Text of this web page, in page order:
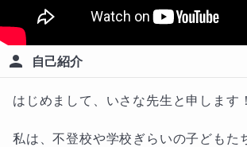
自己紹介
はじめまして、いさな先生と申します！
私は、不登校や学校ぎらいの子どもた